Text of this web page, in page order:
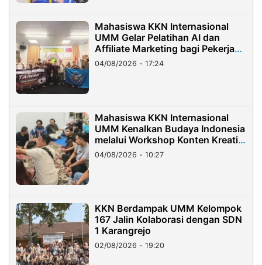
Mahasiswa KKN Internasional
UMM Gelar Pelatihan AI dan
Affiliate Marketing bagi Pekerja
Migran Indonesia di Taiwan
04/08/2026 - 17:24
Mahasiswa KKN Internasional
UMM Kenalkan Budaya Indonesia
melalui Workshop Konten Kreatif
di Taiwan
04/08/2026 - 10:27
KKN Berdampak UMM Kelompok
167 Jalin Kolaborasi dengan SDN
1 Karangrejo
02/08/2026 - 19:20